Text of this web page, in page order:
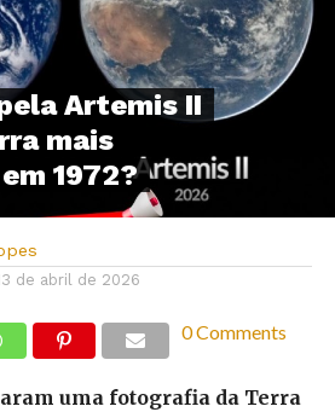
Artemis II
mais
1972?
de abril de 2026
0 Comments
uma fotografia da Terra